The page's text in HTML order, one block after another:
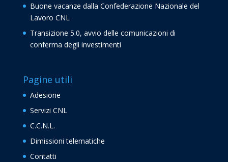
Buone vacanze dalla Confederazione Nazionale del
Lavoro CNL
Transizione 5.0, avvio delle comunicazioni di
conferma degli investimenti
Pagine utili
Adesione
Servizi CNL
C.C.N.L.
Dimissioni telematiche
Contatti